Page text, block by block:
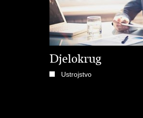
Djelokrug
Ustrojstvo